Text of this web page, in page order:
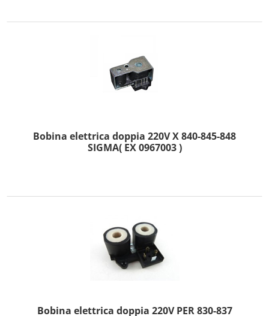
Bobina elettrica doppia 220V X 840-845-848
SIGMA( EX 0967003 )
Bobina elettrica doppia 220V PER 830-837